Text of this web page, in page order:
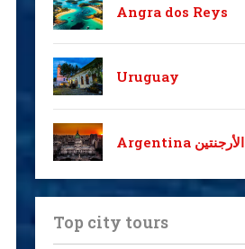
Angra dos Reys
Uruguay
Argentina الأرجنتين
Top city tours